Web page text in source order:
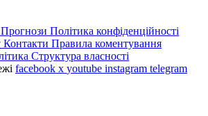
Прогнози Політика конфіденційності
Контакти Правила коментування
Структура власності
facebook x youtube instagram telegram